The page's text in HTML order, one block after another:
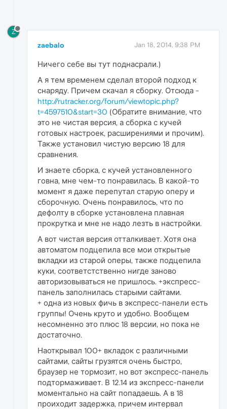
Z
zaebalo Jan 18, 2014, 9:38 PM
Ничего себе вы тут поднасрали.)
А я тем временем сделал второй подход к
снаряду. Причем скачал я сборку. Отсюда -
http://rutracker.org/forum/viewtopic.php?
t=4597510&start=30 (Обратите внимание, что
это не чистая версия, а сборка с кучей
готовых настроек, расширениями и прочим).
Также установил чистую версию 18 для
сравнения.
И знаете сборка, с кучей установленного
говна, мне чем-то понравилась. В какой-то
момент я даже перепутал старую оперу и
сборочную. Очень понравилось, что по
дефолту в сборке установлена плавная
прокрутка и мне не надо лезть в настройки.
А вот чистая версия отталкивает. Хотя она
автоматом подцепила все мои открытые
вкладки из старой оперы, также подцепила
куки, соответстственно нигде заново
авторизовываться не пришлось. +экспресс-
панель заполнилась старыми сайтами.
+ одна из новых фичь в экспресс-панели есть
группы! Очень круто и удобно. Вообщем
несомненно это плюс 18 версии, но пока не
достаточно.
Наоткрывал 100+ вкладок с различными
сайтами, сайты грузятся очень быстро,
браузер не тормозит, но вот экспресс-панель
подтормаживает. В 12.14 из экспресс-панели
моментально на сайт попадаешь. А в 18
проиходит задержка, причем интервал